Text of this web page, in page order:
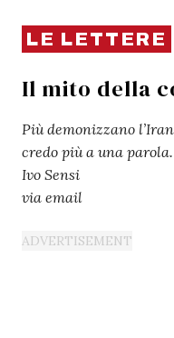
LE LETTERE
Il mito della
Più demonizzano
credo più a una parola.
Ivo Sensi
via email